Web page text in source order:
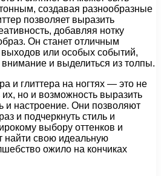
создавая разнообразные
позволяет выразить
добавляя нотку
Он станет отличным
или особых событий,
внимание и выделиться из толпы.
и глиттера на ногтях — это не
их, но и возможность выразить
и настроение. Они позволяют
и подчеркнуть стиль и
выбору оттенков и
найти свою идеальную
ожило на кончиках